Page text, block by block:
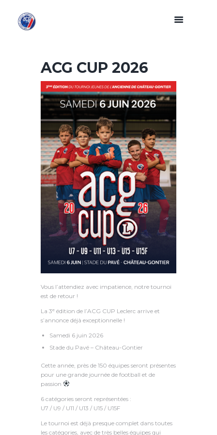
ACG CUP 2026
Vous l’attendiez avec impatience, notre tournoi
est de retour !
La 3ᵉ édition de l’ACG CUP Leclerc arrive et
s’annonce déjà exceptionnelle !
Samedi 6 juin 2026
Stade du Pavé – Château-Gontier
Cette année, près de 150 équipes seront présentes
pour une grande journée de football et de
passion
6 catégories seront représentées :
U7 / U9 / U11 / U13 / U15 / U15F
Le tournoi est déjà presque complet dans toutes
les catégories, avec de très belles équipes qui